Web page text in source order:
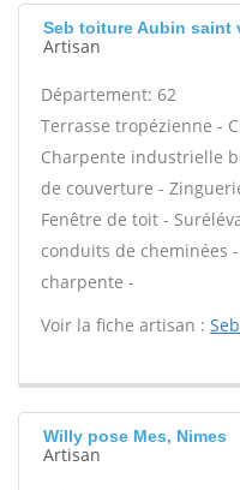
Seb toiture Aubin saint
Artisan
Département: 62
Terrasse tropézienne -
Charpente industrielle
de couverture -
Fenêtre de toit -
conduits de cheminées
charpente -
Voir la fiche artisan :
Willy pose Mes, Nimes
Artisan